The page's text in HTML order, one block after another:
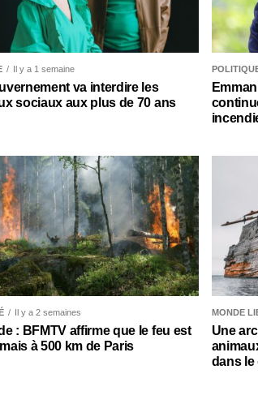
Il y a 1 semaine
va interdire les
sociaux aux plus de 70 ans
Il y a 2 semaines
: BFMTV affirme que le feu est
à 500 km de Paris
MONDE
Une
dans le